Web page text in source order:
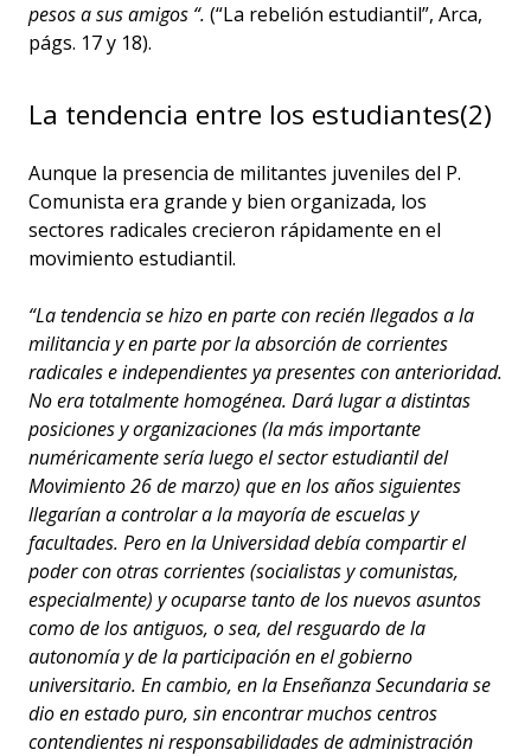
pesos a sus amigos “. (“La rebelión estudiantil”, Arca,
págs. 17 y 18).
La tendencia entre los estudiantes(2)
Aunque la presencia de militantes juveniles del P.
Comunista era grande y bien organizada, los
sectores radicales crecieron rápidamente en el
movimiento estudiantil.
“La tendencia se hizo en parte con recién llegados a la
militancia y en parte por la absorción de corrientes
radicales e independientes ya presentes con anterioridad.
No era totalmente homogénea. Dará lugar a distintas
posiciones y organizaciones (la más importante
numéricamente sería luego el sector estudiantil del
Movimiento 26 de marzo) que en los años siguientes
llegarían a controlar a la mayoría de escuelas y
facultades. Pero en la Universidad debía compartir el
poder con otras corrientes (socialistas y comunistas,
especialmente) y ocuparse tanto de los nuevos asuntos
como de los antiguos, o sea, del resguardo de la
autonomía y de la participación en el gobierno
universitario. En cambio, en la Enseñanza Secundaria se
dio en estado puro, sin encontrar muchos centros
contendientes ni responsabilidades de administración